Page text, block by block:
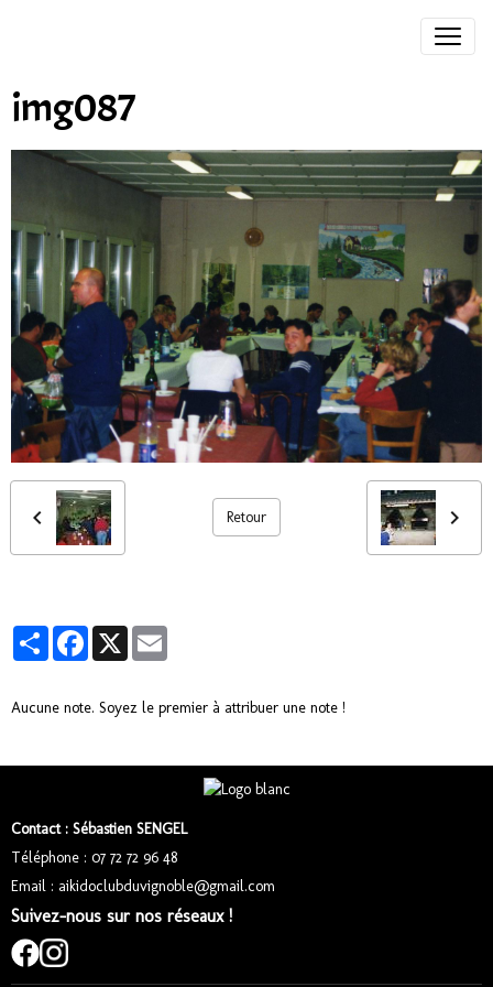
img087
Retour
PartagerFacebook
X
Aucune note. Soyez le premier à attribuer une note !
Contact : Sébastien SENGEL
Téléphone : 07 72 72 96 48
Email : aikidoclubduvignoble@gmail.com
Suivez-nous sur nos réseaux !